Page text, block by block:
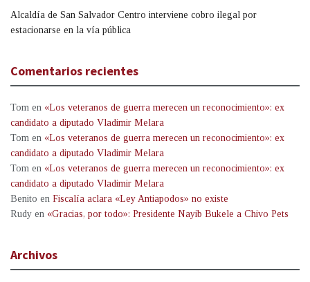
Alcaldía de San Salvador Centro interviene cobro ilegal por
estacionarse en la vía pública
Comentarios recientes
Tom en «Los veteranos de guerra merecen un reconocimiento»: ex
candidato a diputado Vladimir Melara
Tom en «Los veteranos de guerra merecen un reconocimiento»: ex
candidato a diputado Vladimir Melara
Tom en «Los veteranos de guerra merecen un reconocimiento»: ex
candidato a diputado Vladimir Melara
Benito en Fiscalía aclara «Ley Antiapodos» no existe
Rudy en «Gracias, por todo»: Presidente Nayib Bukele a Chivo Pets
Archivos